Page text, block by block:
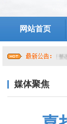
网站首页
组关于提级巡察整改情
媒体聚焦